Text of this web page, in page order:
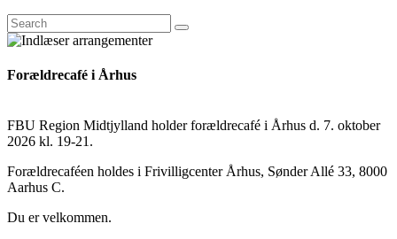
Forældrecafé i Århus
FBU Region Midtjylland holder forældrecafé i Århus d. 7. oktober
2026 kl. 19-21.
Forældrecaféen holdes i Frivilligcenter Århus, Sønder Allé 33, 8000
Aarhus C.
Du er velkommen.